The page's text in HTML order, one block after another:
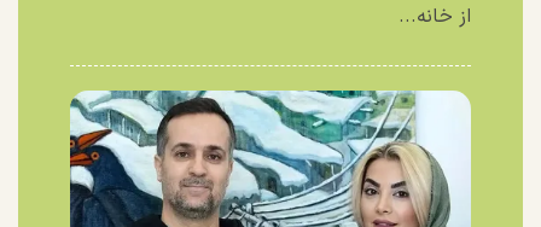
از خانه...